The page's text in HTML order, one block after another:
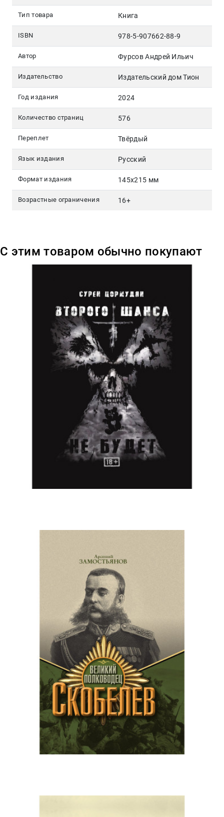
Тип товара Книга
ISBN 978-5-907662-88-9
Автор Фурсов Андрей Ильич
Издательство Издательский дом Тион
Год издания 2024
Количество страниц 576
Переплет Твёрдый
Язык издания Русский
Формат издания 145х215 мм
Возрастные ограничения 16+
С этим товаром обычно покупают